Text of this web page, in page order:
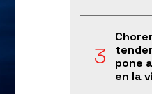
pone
en la